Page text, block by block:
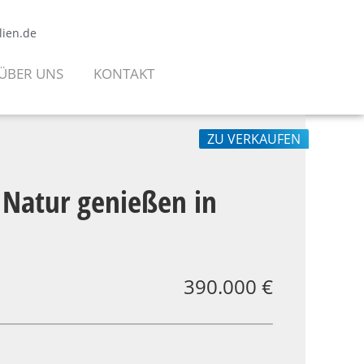
UNS KONTAKT
ZU VERKAUFEN
genießen in
390.000 €